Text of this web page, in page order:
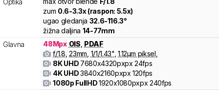
Optika
zum 0.6-3.3x (raspon: 5.5x)
ugao gledanja 32.6-116.3°
žižna daljina 14-77mm
Glavna
48Mpx OIS PDAF
f/1.8 23mm 1/1/1.43" 1.12µm piksel
8K UHD 7680x4320pxpx24fps
4K UHD3840x2160pxpx120fps
1080p FullHD1920x1080pxpx240fps